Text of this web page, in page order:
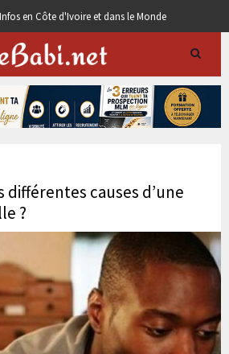
en Côte d'Ivoire et dans le Monde
différentes causes d’une
?